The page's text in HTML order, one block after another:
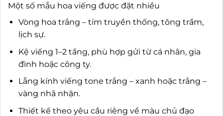
Một số mẫu hoa viếng được đặt nhiều
Vòng hoa trắng – tím truyền thống, tông trầm,
lịch sự.
Kệ viếng 1–2 tầng, phù hợp gửi từ cá nhân, gia
đình hoặc công ty.
Lẵng kính viếng tone trắng – xanh hoặc trắng –
vàng nhã nhặn.
Thiết kế theo yêu cầu riêng về màu chủ đạo